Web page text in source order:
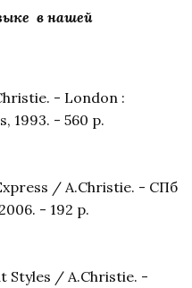
в нашей
- London :
1993. - 560 p.
/ A.Christie. - СПб
- 192 p.
Styles / A.Christie. -